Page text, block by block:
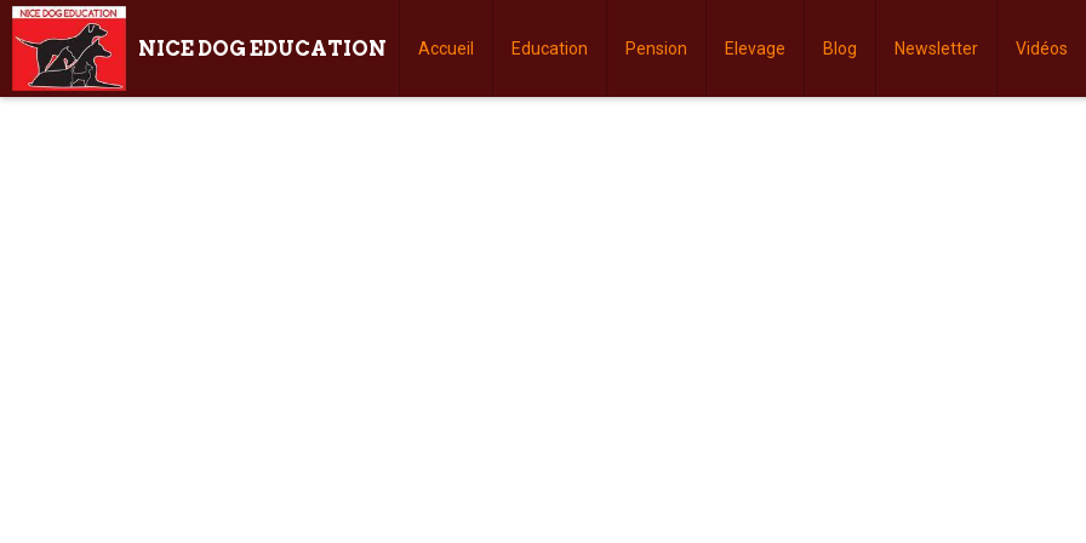
NICE DOG EDUCATION Accueil Education Pension Elevage Blog Newsletter Vidéos